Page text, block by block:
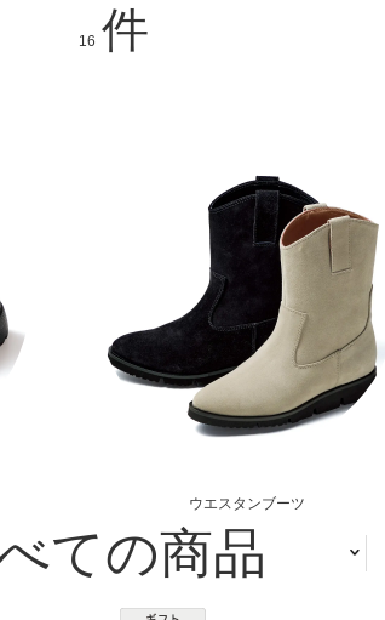
16 件
ウエスタンブーツ
ての商品